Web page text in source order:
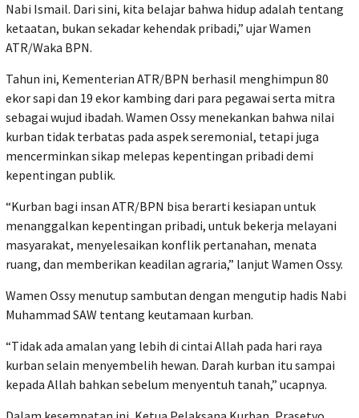
Nabi Ismail. Dari sini, kita belajar bahwa hidup adalah tentang
ketaatan, bukan sekadar kehendak pribadi,” ujar Wamen
ATR/Waka BPN.
Tahun ini, Kementerian ATR/BPN berhasil menghimpun 80
ekor sapi dan 19 ekor kambing dari para pegawai serta mitra
sebagai wujud ibadah. Wamen Ossy menekankan bahwa nilai
kurban tidak terbatas pada aspek seremonial, tetapi juga
mencerminkan sikap melepas kepentingan pribadi demi
kepentingan publik.
“Kurban bagi insan ATR/BPN bisa berarti kesiapan untuk
menanggalkan kepentingan pribadi, untuk bekerja melayani
masyarakat, menyelesaikan konflik pertanahan, menata
ruang, dan memberikan keadilan agraria,” lanjut Wamen Ossy.
Wamen Ossy menutup sambutan dengan mengutip hadis Nabi
Muhammad SAW tentang keutamaan kurban.
“Tidak ada amalan yang lebih di cintai Allah pada hari raya
kurban selain menyembelih hewan. Darah kurban itu sampai
kepada Allah bahkan sebelum menyentuh tanah,” ucapnya.